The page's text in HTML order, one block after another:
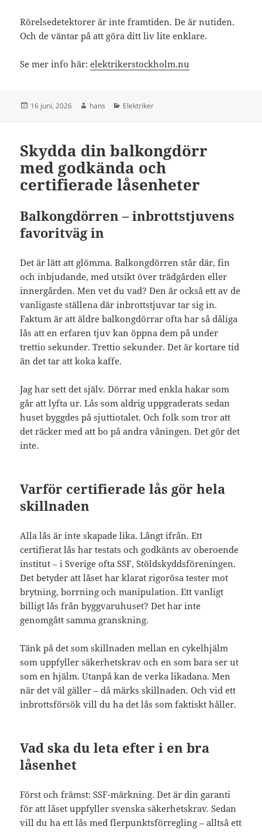
Rörelsedetektorer är inte framtiden. De är nutiden.
Och de väntar på att göra ditt liv lite enklare.
Se mer info här:elektrikerstockholm.nu
Postat
16 juni, 2026 Författare
hans Kategorier
Elektriker
Skydda din balkongdörr
med godkända och
certifierade låsenheter
Balkongdörren – inbrottstjuvens
favoritväg in
Det är lätt att glömma. Balkongdörren står där, fin
och inbjudande, med utsikt över trädgården eller
innergården. Men vet du vad? Den är också ett av de
vanligaste ställena där inbrottstjuvar tar sig in.
Faktum är att äldre balkongdörrar ofta har så dåliga
lås att en erfaren tjuv kan öppna dem på under
trettio sekunder. Trettio sekunder. Det är kortare tid
än det tar att koka kaffe.
Jag har sett det själv. Dörrar med enkla hakar som
går att lyfta ur. Lås som aldrig uppgraderats sedan
huset byggdes på sjuttiotalet. Och folk som tror att
det räcker med att bo på andra våningen. Det gör det
inte.
Varför certifierade lås gör hela
skillnaden
Alla lås är inte skapade lika. Långt ifrån. Ett
certifierat lås har testats och godkänts av oberoende
institut – i Sverige ofta SSF, Stöldskyddsföreningen.
Det betyder att låset har klarat rigorösa tester mot
brytning, borrning och manipulation. Ett vanligt
billigt lås från byggvaruhuset? Det har inte
genomgått samma granskning.
Tänk på det som skillnaden mellan en cykelhjälm
som uppfyller säkerhetskrav och en som bara ser ut
som en hjälm. Utanpå kan de verka likadana. Men
när det väl gäller – då märks skillnaden. Och vid ett
inbrottsförsök vill du ha det lås som faktiskt håller.
Vad ska du leta efter i en bra
låsenhet
Först och främst: SSF-märkning. Det är din garanti
för att låset uppfyller svenska säkerhetskrav. Sedan
vill du ha ett lås med flerpunktsförregling – alltså ett